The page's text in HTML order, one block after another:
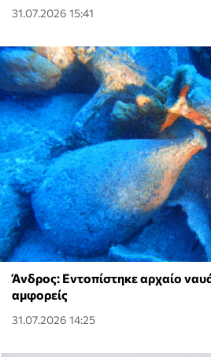
31.07.2026 15:41
Άνδρος: Εντοπίστηκε αρχαίο
αμφορείς
31.07.2026 14:25